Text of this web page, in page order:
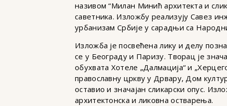
називом “Милан Минић архитекта и
саветника. Изложбу реализују Савез
урбанизам Србије у сарадњи са
Изложба је посвећена лику и делу
се у Београду и Паризу. Творац је
обухвата Хотеле „Далмација“ и
православну цркву у Дрвару, Дом
оставио и значајан сликарски опус.
архитектонска и ликовна остварења.